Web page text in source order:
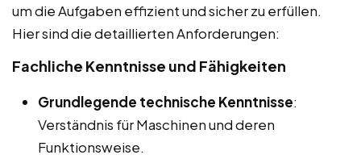
um die Aufgaben effizient und sicher zu erfüllen.
Hier sind die detaillierten Anforderungen:
Fachliche Kenntnisse und Fähigkeiten
Grundlegende technische Kenntnisse:
Verständnis für Maschinen und deren
Funktionsweise.